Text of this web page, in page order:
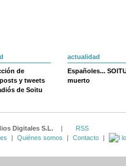
de
y tweets
de Soitu
actualidad
Españoles...
muerto
Digitales S.L. |
RSS
| Quiénes somos | Contacto |